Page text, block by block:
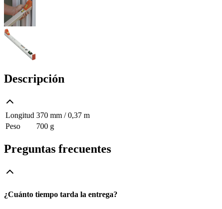
Descripción
Longitud 370 mm / 0,37 m
Peso
700 g
Preguntas frecuentes
¿Cuánto tiempo tarda la entrega?